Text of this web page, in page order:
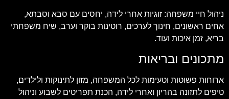
ניהול חיי משפחה: זוגיות אחרי לידה, יחסים עם סבא וסבתא,
אחים ראשונים, חינוך לערכים, רוטינות בוקר וערב, שיח משפחתי
בריא, זמן איכות ועוד.
מתכונים ובריאות
ארוחות פשוטות וטעימות לכל המשפחה, מזון לתינוקות ולילדים,
טיפים לתזונה בהריון ואחרי לידה, הכנת תפריטים לשבוע וניהול